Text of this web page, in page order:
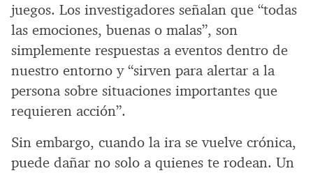
juegos. Los investigadores señalan que “todas
las emociones, buenas o malas”, son
simplemente respuestas a eventos dentro de
nuestro entorno y “sirven para alertar a la
persona sobre situaciones importantes que
requieren acción”.
Sin embargo, cuando la ira se vuelve crónica,
puede dañar no solo a quienes te rodean. Un